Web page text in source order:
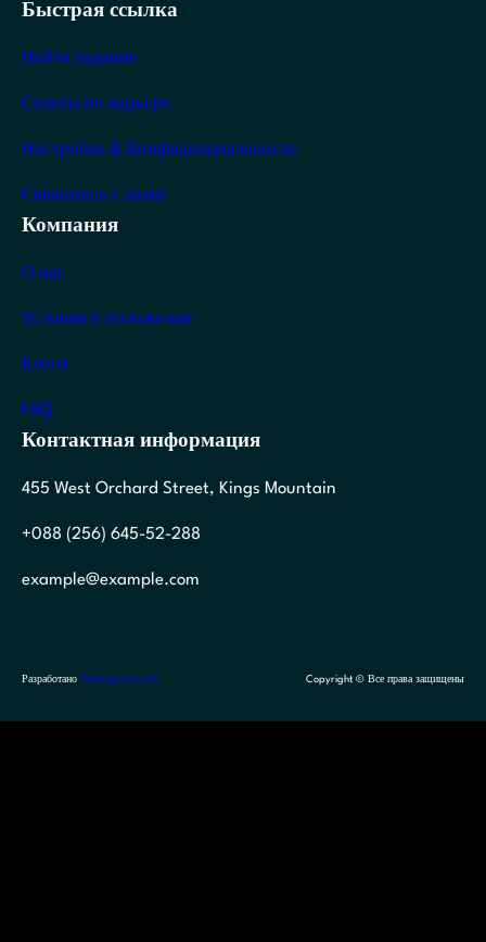
Быстрая ссылка
Найти задание
Советы по карьере
Настройка & Конфиденциальность
Свяжитесь с нами
Компания
О нас
Условия и положения
Блоги
FAQ
Контактная информация
455 West Orchard Street, Kings Mountain
+088 (256) 645-52-288
example@example.com
Разработано Themegrove.com Copyright © Все права защищены